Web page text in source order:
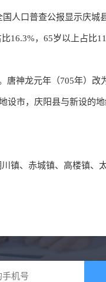
人口普查公报显示庆城
16.3%，65岁以上占比
神龙元年（705年）改
设市，庆阳县与新设的
镇、​赤城镇、​高楼镇、​